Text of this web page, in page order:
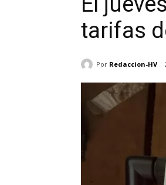
tarifas
Por Redaccion-HV